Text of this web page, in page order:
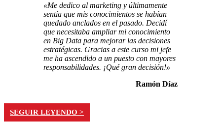
«Me dedico al marketing y últimamente
sentía que mis conocimientos se habían
quedado anclados en el pasado. Decidí
que necesitaba ampliar mi conocimiento
en Big Data para mejorar las decisiones
estratégicas. Gracias a este curso mi jefe
me ha ascendido a un puesto con mayores
responsabilidades. ¡Qué gran decisión!»
Ramón Díaz
SEGUIR LEYENDO >